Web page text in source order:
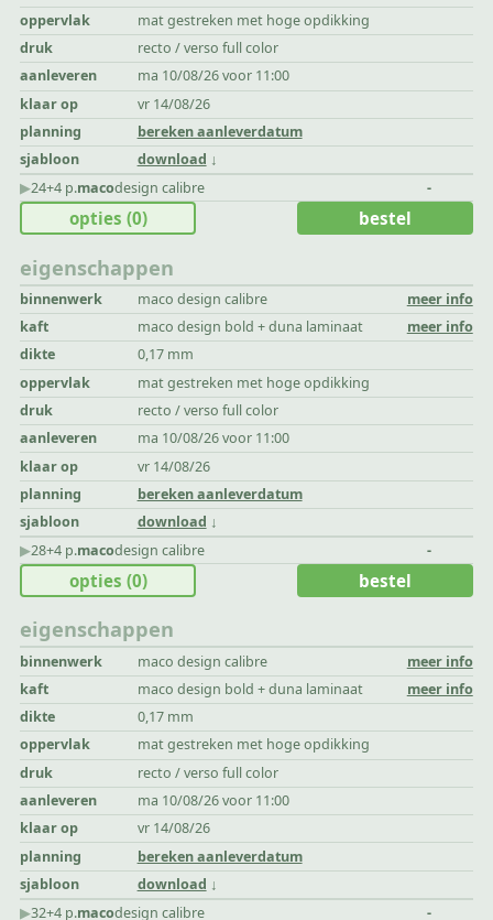
oppervlak
mat gestreken met hoge opdikking
druk
recto / verso full color
aanleveren
ma 10/08/26 voor 11:00
klaar op
vr 14/08/26
planning
bereken aanleverdatum
sjabloon
download
▶︎24+4 p.macodesign calibre -
eigenschappen
binnenwerk maco design calibre
meer info
kaft
maco design bold + duna laminaat
meer info
dikte
0,17 mm
oppervlak
mat gestreken met hoge opdikking
druk
recto / verso full color
aanleveren
ma 10/08/26 voor 11:00
klaar op
vr 14/08/26
planning
bereken aanleverdatum
sjabloon
download
opties (0) bestel
▶︎28+4 p.macodesign calibre -
eigenschappen
binnenwerk maco design calibre
meer info
kaft
maco design bold + duna laminaat
meer info
dikte
0,17 mm
oppervlak
mat gestreken met hoge opdikking
druk
recto / verso full color
aanleveren
ma 10/08/26 voor 11:00
klaar op
vr 14/08/26
planning
bereken aanleverdatum
sjabloon
download
opties (0) bestel
▶︎32+4 p.macodesign calibre -